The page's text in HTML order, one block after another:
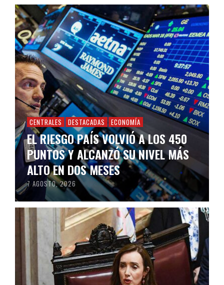
CENTRALES DESTACADAS ECONOMÍA
EL RIESGO PAÍS VOLVIÓ A LOS 450
PUNTOS Y ALCANZÓ SU NIVEL MÁS
ALTO EN DOS MESES
7 AGOSTO, 2026